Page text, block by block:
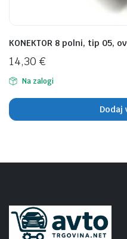
KONEKTOR 8 polni, tip 05,
14,30 €
Na zalogi
Dodaj